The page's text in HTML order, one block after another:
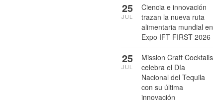
Ciencia e innovación
trazan la nueva ruta
alimentaria mundial en
Expo IFT FIRST 2026
25
JUL
Mission Craft Cocktails
celebra el Día
Nacional del Tequila
con su última
innovación
25
JUL